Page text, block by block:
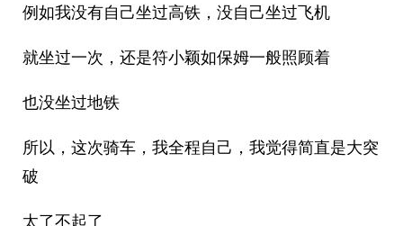
例如我没有自己坐过高铁，没自己坐过飞机
就坐过一次，还是符小颖如保姆一般照顾着
也没坐过地铁
所以，这次骑车，我全程自己，我觉得简直是大突
破
太了不起了